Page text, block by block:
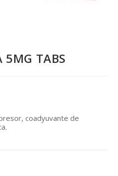
5MG TABS
coadyuvante de